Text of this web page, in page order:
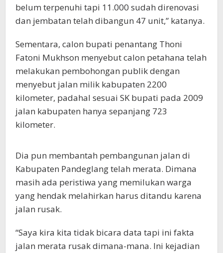
belum terpenuhi tapi 11.000 sudah direnovasi
dan jembatan telah dibangun 47 unit,” katanya.
Sementara, calon bupati penantang Thoni
Fatoni Mukhson menyebut calon petahana telah
melakukan pembohongan publik dengan
menyebut jalan milik kabupaten 2200
kilometer, padahal sesuai SK bupati pada 2009
jalan kabupaten hanya sepanjang 723
kilometer.
Dia pun membantah pembangunan jalan di
Kabupaten Pandeglang telah merata. Dimana
masih ada peristiwa yang memilukan warga
yang hendak melahirkan harus ditandu karena
jalan rusak.
“Saya kira kita tidak bicara data tapi ini fakta
jalan merata rusak dimana-mana. Ini kejadian